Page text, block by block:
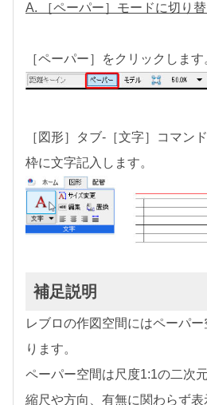
A. ［ペーパー］モードに切り
［ペーパー］をクリックします
［図形］タブ-［文字］コマン
枠に文字記入します。
補足説明
レブロの作図空間にはペーパ
ります。
ペーパー空間は尺度1:1の二次
縮尺や方向、有無に関わらず表